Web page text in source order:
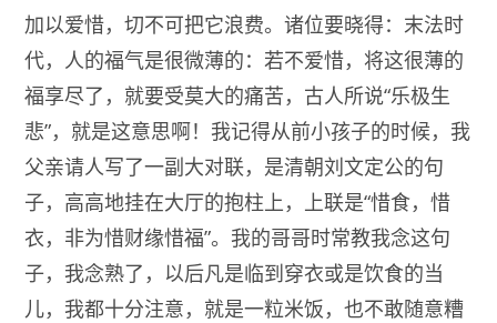
加以爱惜，切不可把它浪费。诸位要晓得：末法时
代，人的福气是很微薄的：若不爱惜，将这很薄的
福享尽了，就要受莫大的痛苦，古人所说“乐极生
悲”，就是这意思啊！我记得从前小孩子的时候，我
父亲请人写了一副大对联，是清朝刘文定公的句
子，高高地挂在大厅的抱柱上，上联是“惜食，惜
衣，非为惜财缘惜福”。我的哥哥时常教我念这句
子，我念熟了，以后凡是临到穿衣或是饮食的当
儿，我都十分注意，就是一粒米饭，也不敢随意糟